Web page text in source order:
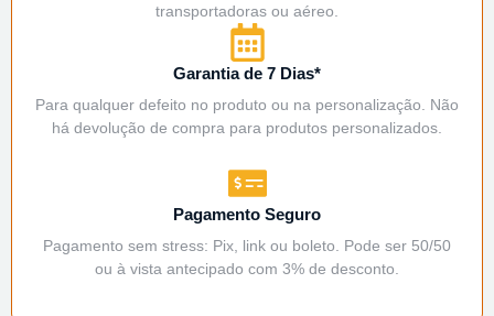
transportadoras ou aéreo.
Garantia de 7 Dias*
Para qualquer defeito no produto ou na personalização. Não
há devolução de compra para produtos personalizados.
Pagamento Seguro
Pagamento sem stress: Pix, link ou boleto. Pode ser 50/50
ou à vista antecipado com 3% de desconto.